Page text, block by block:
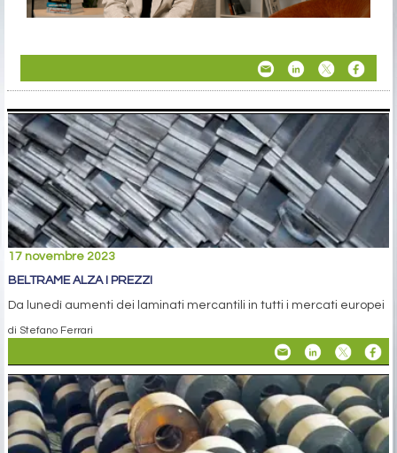
17 novembre 2023
BELTRAME ALZA I PREZZI
Da lunedì aumenti dei laminati mercantili in tutti i mercati europei
di Stefano Ferrari